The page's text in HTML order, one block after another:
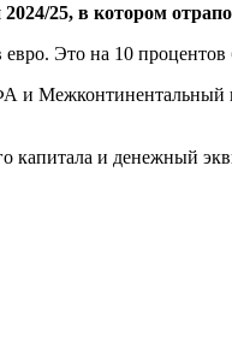
25, в котором
евро. Это на 10
и
и денежный